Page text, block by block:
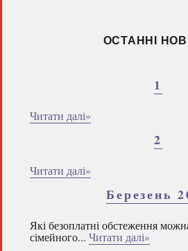
ОСТАННІ
1
Читати далі»
2
Читати далі»
Березень
Які безоплатні обстеження
сімейного... Читати далі»